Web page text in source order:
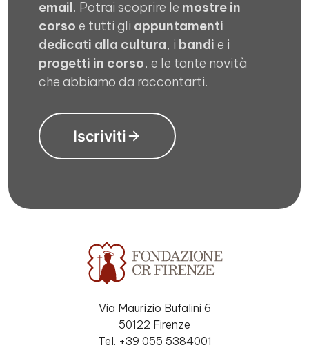
email. Potrai scoprire le mostre in
corso e tutti gli appuntamenti
dedicati alla cultura, i bandi e i
progetti in corso, e le tante novità
che abbiamo da raccontarti.
Iscriviti
Via Maurizio Bufalini 6
50122 Firenze
Tel. +39 055 5384001